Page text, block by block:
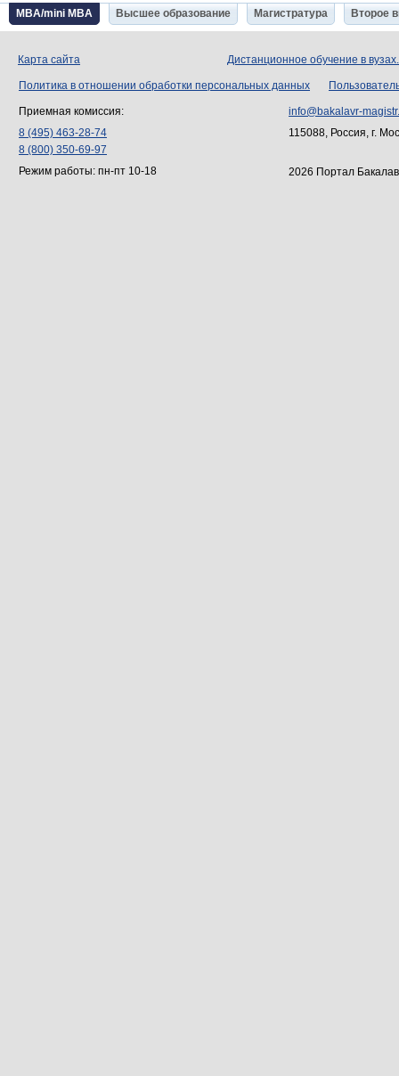
MBA/mini MBA Высшее образование Магистратура Второе
Карта сайта Дистанционное обучение в
Политика в отношении обработки персональных данных
Приемная комиссия:
8 (495) 463-28-74
8 (800) 350-69-97
Режим работы: пн-пт 10-18
info@bakalavr-
115088, Россия, г.
2026 Портал